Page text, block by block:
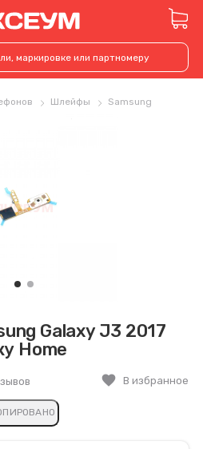
Шлейфы Samsung
Galaxy J3 2017
Home
favorite В избранное